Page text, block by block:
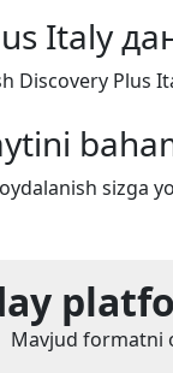
Italy
Discovery Plus
sizga
Mavjud formatni